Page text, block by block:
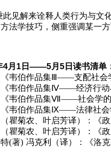
解来诠释人类行为与文化
法学技巧，侧重强调某一
4月1日——5月5日读书清单
韦伯作品集Ⅲ——支配社会
韦伯作品集Ⅳ——经济行动
韦伯作品集Ⅶ——社会学的
韦伯作品集Ⅸ——法律社会
瞿菊农、叶启芳译）：《
瞿菊农、叶启芳译）：《
(著) 冯克利（译）：《洛